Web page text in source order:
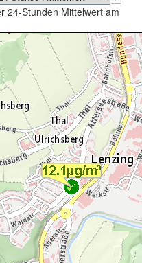
24-Stunden Mittelwert am